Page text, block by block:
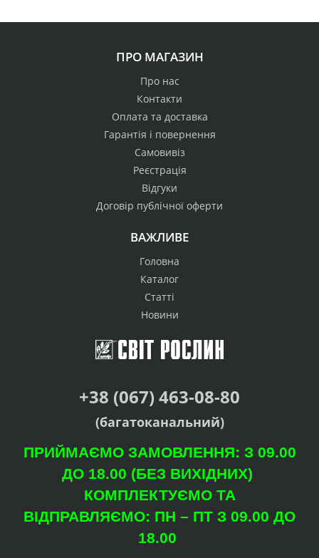
ПРО МАГАЗИН
Про нас
Контакти
Оплата та доставка
Гарантія і повернення
Самовивіз
Реєстрація
Відгуки
Договір публічної оферти
ВАЖЛИВЕ
Головна
Каталог
Статті
Новини
+38 (067) 463-08-80
(багатоканальний)
ПРИЙМАЄМО ЗАМОВЛЕННЯ: З 09.00
ДО 18.00 (БЕЗ ВИХІДНИХ)
КОМПЛЕКТУЄМО ТА
ВІДПРАВЛЯЄМО: ПН – ПТ З 09.00 ДО
18.00